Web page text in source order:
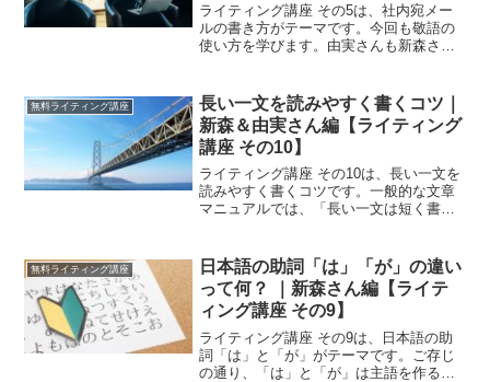
ライティング講座 その5は、社内宛メー
ルの書き方がテーマです。今回も敬語の
使い方を学びます。由実さんも新森さん
文章を敬語を使って書き直してくださ
い。多少文章を膨らませて...
無料ライティング講座
長い一文を読みやすく書くコツ｜
新森＆由実さん編【ライティング
講座 その10】
ライティング講座 その10は、長い一文を
読みやすく書くコツです。一般的な文章
マニュアルでは、「長い一文は短く書き
て、読みにくくなるからです。しかし、
短い一文ばかり書いて...
無料ライティング講座
日本語の助詞「は」「が」の違い
って何？ ｜新森さん編【ライテ
ィング講座 その9】
ライティング講座 その9は、日本語の助
詞「は」と「が」がテーマです。ご存じ
の通り、「は」と「が」は主語を作る助